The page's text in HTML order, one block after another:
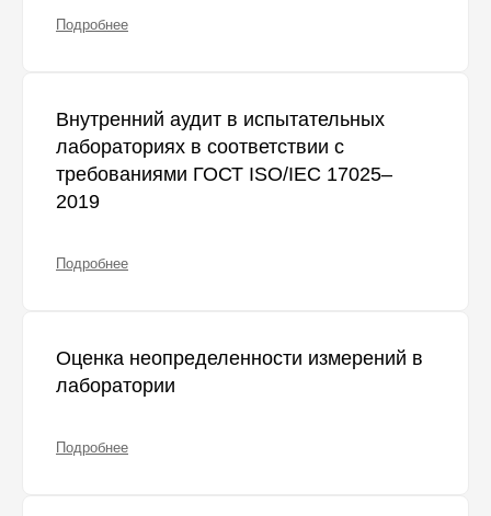
Подробнее
Внутренний аудит в испытательных
лабораториях в соответствии с
требованиями ГОСТ ISO/IEC 17025–
2019
Подробнее
Оценка неопределенности измерений в
лаборатории
Подробнее